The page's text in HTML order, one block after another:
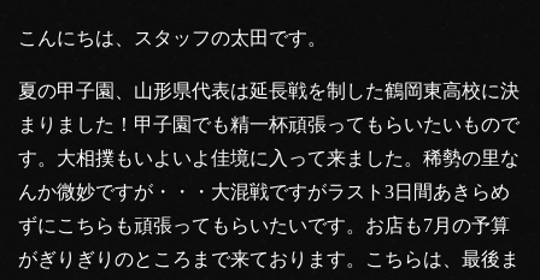
こんにちは、スタッフの太田です。
夏の甲子園、山形県代表は延長戦を制した鶴岡東高校に決
まりました！甲子園でも精一杯頑張ってもらいたいもので
す。大相撲もいよいよ佳境に入って来ました。稀勢の里な
んか微妙ですが・・・大混戦ですがラスト3日間あきらめ
ずにこちらも頑張ってもらいたいです。お店も7月の予算
がぎりぎりのところまで来ております。こちらは、最後ま